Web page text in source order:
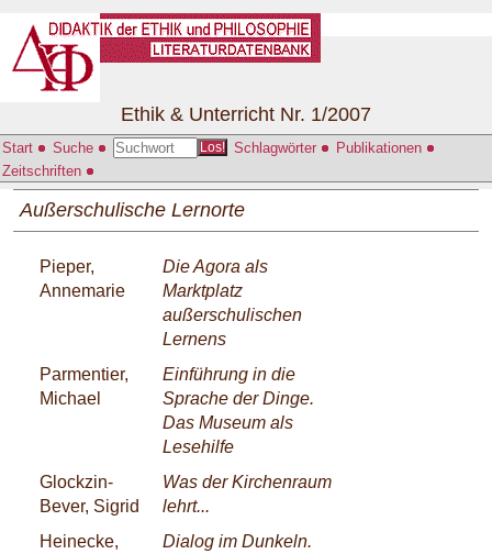
Start Suche Los! Schlagwörter
Publikationen
Zeitschriften
Ethik & Unterricht Nr. 1/2007
Außerschulische Lernorte
Pieper,
Annemarie
Die Agora als
Marktplatz
außerschulischen
Lernens
Parmentier,
Michael
Einführung in die
Sprache der Dinge.
Das Museum als
Lesehilfe
Glockzin-
Bever, Sigrid
Was der Kirchenraum
lehrt...
Heinecke,
Dialog im Dunkeln.